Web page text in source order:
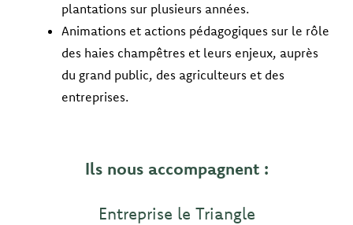
plantations sur plusieurs années.
Animations et actions pédagogiques sur le rôle
des haies champêtres et leurs enjeux, auprès
du grand public, des agriculteurs et des
entreprises.
Ils nous accompagnent :
Entreprise le Triangle